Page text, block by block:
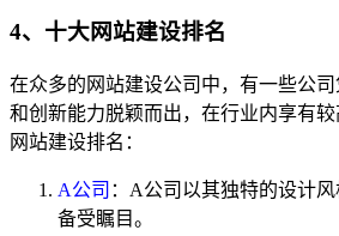
4、十大网站建设排名
在众多的网站建设公司中，有一些公
和创新能力脱颖而出，在行业内享有
网站建设排名：
A公司 ：A公司以其独特的设计
备受瞩目。